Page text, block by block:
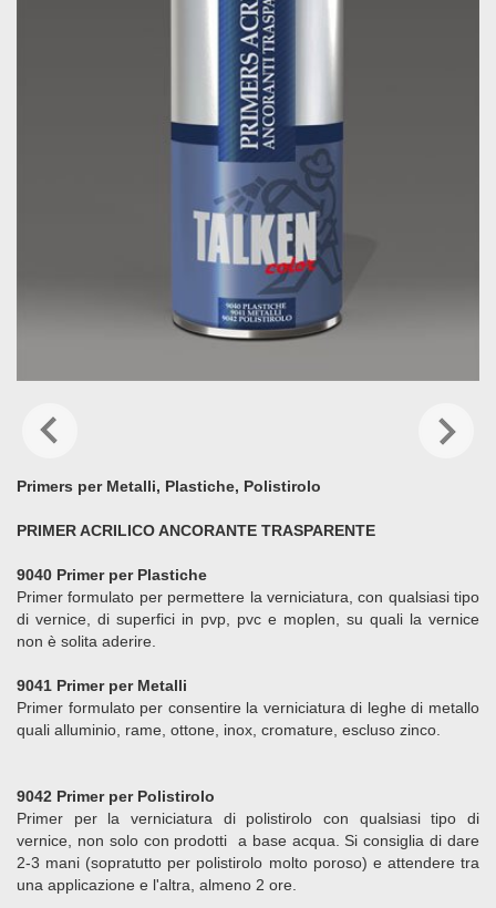
Primers per Metalli, Plastiche, Polistirolo
PRIMER ACRILICO ANCORANTE TRASPARENTE
9040 Primer per Plastiche
Primer formulato per permettere la verniciatura, con qualsiasi tipo
di vernice, di superfici in pvp, pvc e moplen, su quali la vernice
non è solita aderire.
9041 Primer per Metalli
Primer formulato per consentire la verniciatura di leghe di metallo
quali alluminio, rame, ottone, inox, cromature, escluso zinco.
9042 Primer per Polistirolo
Primer per la verniciatura di polistirolo con qualsiasi tipo di
vernice, non solo con prodotti a base acqua. Si consiglia di dare
2-3 mani (sopratutto per polistirolo molto poroso) e attendere tra
una applicazione e l'altra, almeno 2 ore.